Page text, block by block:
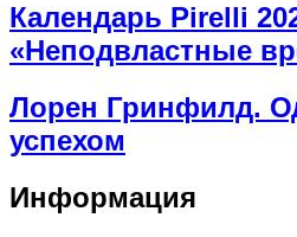
Календарь Pirelli
«Неподвластные
Лорен Гринфилд.
успехом
Информация